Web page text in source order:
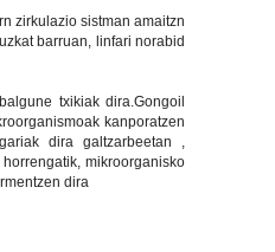
zirkulazio sistman amaitzn
barruan, linfari norabid
txikiak dira.Gongoil
kanporatzen
dira galtzarbeetan ,
mikroorganisko
dira